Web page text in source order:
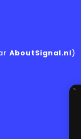
AboutSignal.nl)